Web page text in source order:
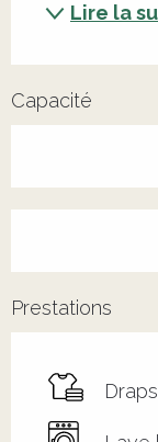
Lire la
Capacité
Prestations